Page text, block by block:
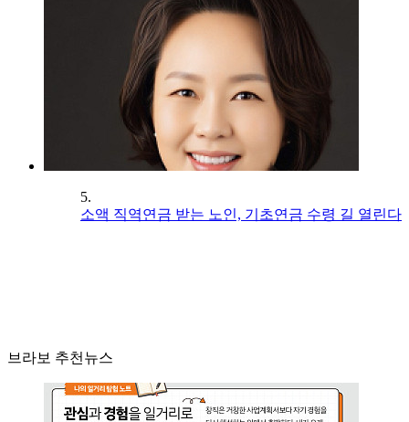
5.
소액 직역연금 받는 노인, 기초연금 수령 길 열린다
브라보 추천뉴스